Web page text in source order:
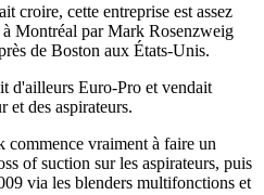
croire, cette entreprise est assez
Montréal par Mark Rosenzweig
de Boston aux États-Unis.
d'ailleurs Euro-Pro et vendait
et des aspirateurs.
commence vraiment à faire un
of suction sur les aspirateurs, puis
via les blenders multifonctions et